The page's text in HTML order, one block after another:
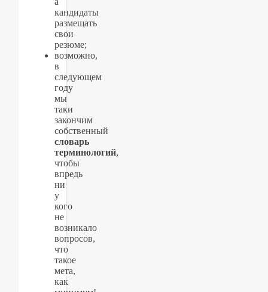
кандидаты
размещать
свои
резюме;
возможно,
в
следующем
году
мы
таки
закончим
собственный
словарь
терминологий,
чтобы
впредь
ни
у
кого
не
возникало
вопросов,
что
такое
мета,
как